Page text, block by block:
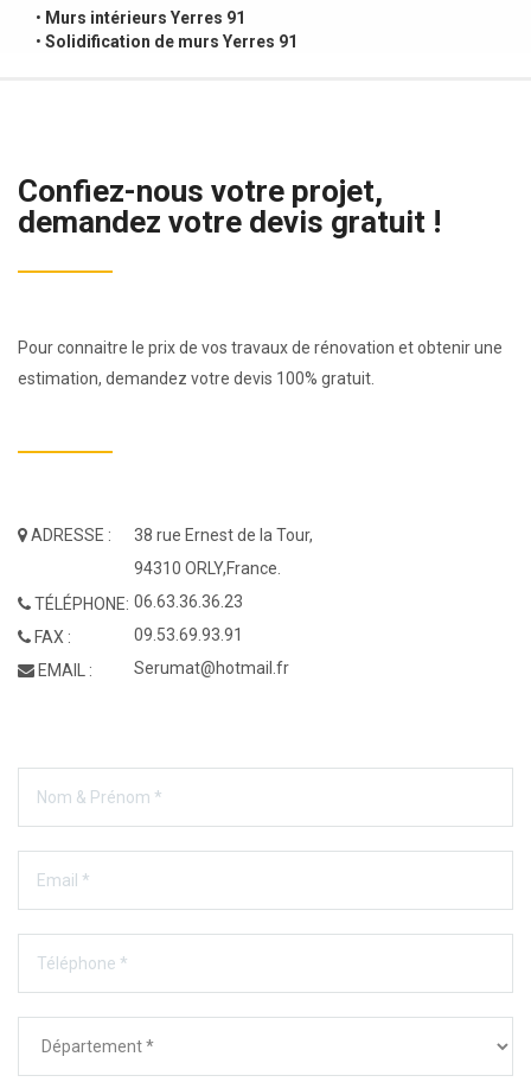
• Murs intérieurs Yerres 91
• Solidification de murs Yerres 91
Confiez-nous votre projet,
demandez votre devis gratuit !
Pour connaitre le prix de vos travaux de rénovation et obtenir une
estimation, demandez votre devis 100% gratuit.
ADRESSE :
TÉLÉPHONE:
FAX :
EMAIL :
38 rue Ernest de la Tour,
94310 ORLY,France.
06.63.36.36.23
09.53.69.93.91
Serumat@hotmail.fr